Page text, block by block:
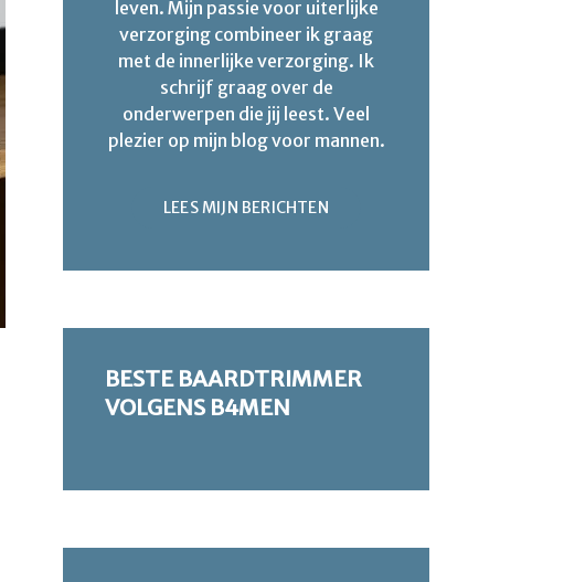
leven. Mijn passie voor uiterlijke
verzorging combineer ik graag
met de innerlijke verzorging. Ik
schrijf graag over de
onderwerpen die jij leest. Veel
plezier op mijn blog voor mannen.
LEES MIJN BERICHTEN
BESTE BAARDTRIMMER
VOLGENS B4MEN